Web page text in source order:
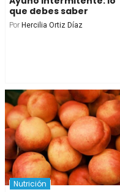
que debes saber
Por Hercilia Ortiz Díaz
Nutrición